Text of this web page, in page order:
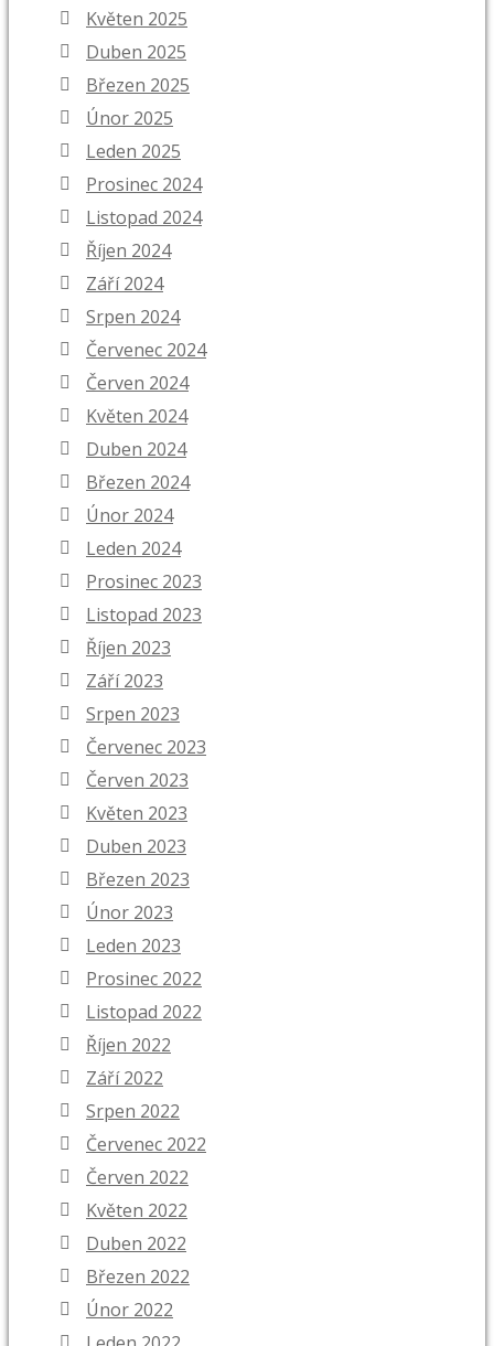
Květen 2025
Duben 2025
Březen 2025
Únor 2025
Leden 2025
Prosinec 2024
Listopad 2024
Říjen 2024
Září 2024
Srpen 2024
Červenec 2024
Červen 2024
Květen 2024
Duben 2024
Březen 2024
Únor 2024
Leden 2024
Prosinec 2023
Listopad 2023
Říjen 2023
Září 2023
Srpen 2023
Červenec 2023
Červen 2023
Květen 2023
Duben 2023
Březen 2023
Únor 2023
Leden 2023
Prosinec 2022
Listopad 2022
Říjen 2022
Září 2022
Srpen 2022
Červenec 2022
Červen 2022
Květen 2022
Duben 2022
Březen 2022
Únor 2022